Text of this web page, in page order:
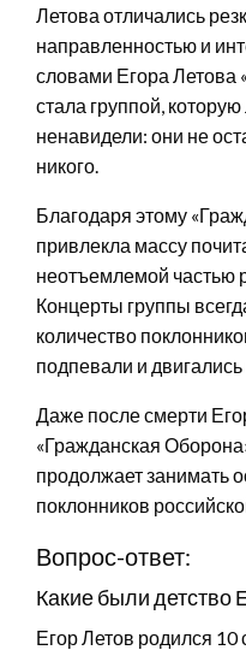
Летова отличались
направленностью и
словами Егора Летова
стала группой,
ненавидели: они не
никого.
Благодаря этому
привлекла массу
неотъемлемой частью
Концерты группы
количество
подпевали и двигались
Даже после смерти
«Гражданская
продолжает занимать
поклонников
Вопрос-ответ:
Какие были детство
Егор Летов родился 10